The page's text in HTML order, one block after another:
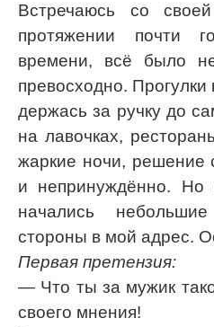
Встречаюсь со
протяжении почти
времени, всё было
превосходно. Прогулки
держась за ручку до
на лавочках,
жаркие ночи, решение
и непринуждённо. Но
начались
стороны в мой адрес.
Первая претензия:
— Что ты за мужик
своего мнения!